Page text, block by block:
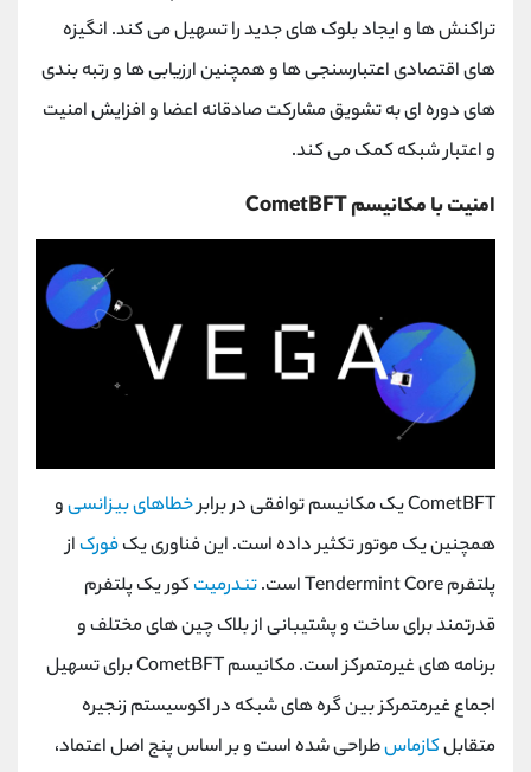
تراکنش ها و ایجاد بلوک های جدید را تسهیل می کند. انگیزه
های اقتصادی اعتبارسنجی ها و همچنین ارزیابی ها و رتبه بندی
های دوره ای به تشویق مشارکت صادقانه اعضا و افزایش امنیت
و اعتبار شبکه کمک می کند.
امنیت با مکانیسم CometBFT
CometBFT یک مکانیسم توافقی در برابر خطاهای بیزانسیو
همچنین یک موتور تکثیر داده است. این فناوری یکفورک از
پلتفرم Tendermint Core است.
تندرمیتکور یک پلتفرم
قدرتمند برای ساخت و پشتیبانی از بلاک چین های مختلف و
برنامه های غیرمتمرکز است. مکانیسم CometBFT برای تسهیل
اجماع غیرمتمرکز بین گره‌ های شبکه در اکوسیستم زنجیره
متقابلکازماسطراحی شده است و بر اساس پنج اصل اعتماد،